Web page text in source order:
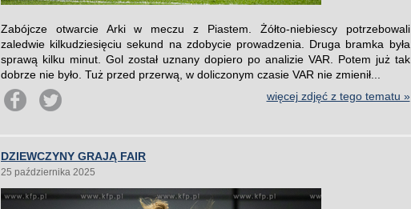
Zabójcze otwarcie Arki w meczu z Piastem. Żółto-niebiescy potrzebowali
zaledwie kilkudziesięciu sekund na zdobycie prowadzenia. Druga bramka była
sprawą kilku minut. Gol został uznany dopiero po analizie VAR. Potem już tak
dobrze nie było. Tuż przed przerwą, w doliczonym czasie VAR nie zmienił...
więcej zdjęć z tego tematu »
DZIEWCZYNY GRAJĄ FAIR
25 października 2025